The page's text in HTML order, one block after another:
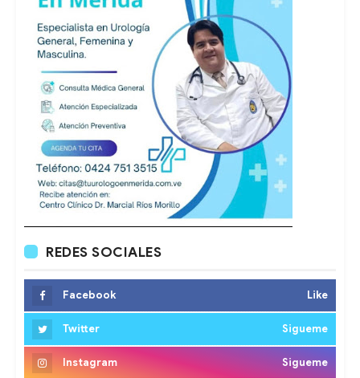
REDES SOCIALES
Facebook Like
Twitter Sigueme
Instagram Sigueme